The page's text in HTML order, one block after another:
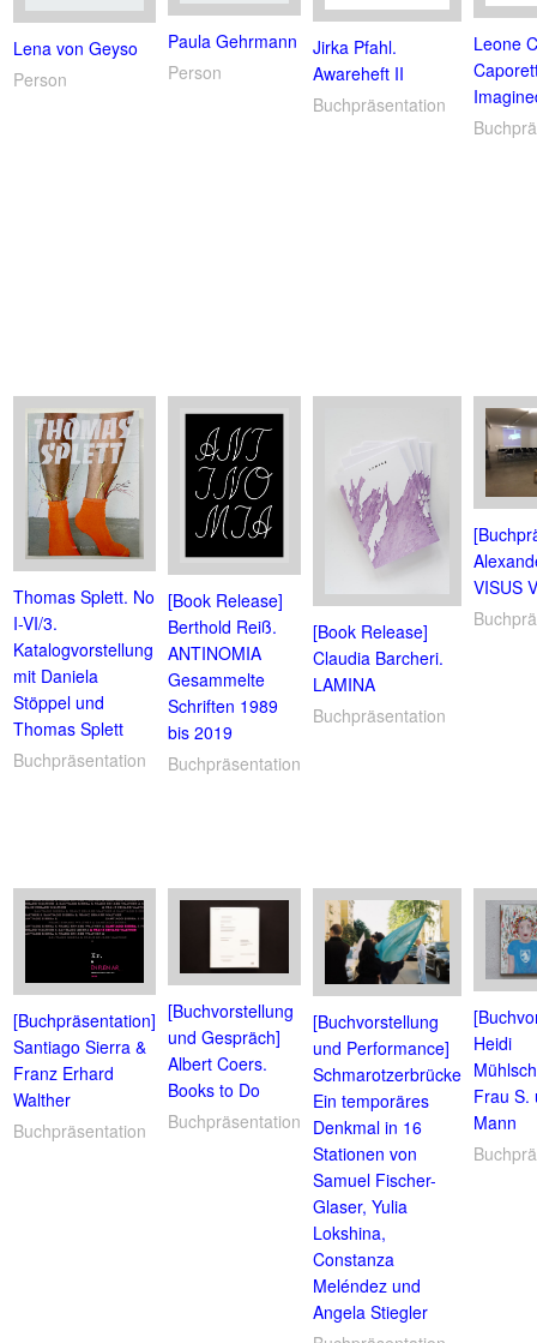
Lena von Geyso
Person
Paula Gehrmann
Person
Jirka Pfahl.
Awareheft II
Buchpräsentation
Leone
Thomas Splett. No
I-VI/3.
Katalogvorstellung
mit Daniela
Stöppel und
Thomas Splett
Buchpräsentation
[Book Release]
Berthold Reiß.
ANTINOMIA
Gesammelte
Schriften 1989
bis 2019
Buchpräsentation
[Book Release]
Claudia Barcheri.
LAMINA
Buchpräsentation
VISUS
[Buchpräsentation]
Santiago Sierra &
Franz Erhard
Walther
Buchpräsentation
[Buchvorstellung
und Gespräch]
Albert Coers.
Books to Do
Buchpräsentation
[Buchvorstellung
und Performance]
Schmarotzerbrücke
Ein temporäres
Denkmal in 16
Stationen von
Samuel Fischer-
Glaser, Yulia
Lokshina,
Constanza
Meléndez und
Angela Stiegler
Heidi
Frau S.
Mann